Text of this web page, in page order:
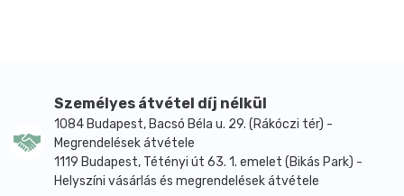
- amelyből telített zsírsavak: 7,3 g 3,5 g
szénhidrát: 56,8 g 25,1 g
- amelyből cukrok: 1,9 g 3,4 g
- amelyből poliolok: 0 g 4 g
Személyes átvétel díj nélkül
1084 Budapest, Bacsó Béla u. 29. (Rákóczi tér) -
Megrendelések átvétele
1119 Budapest, Tétényi út 63. 1. emelet (Bikás Park) -
Helyszíni vásárlás és megrendelések átvétele